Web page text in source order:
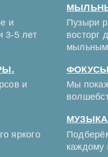
и
3-5 лет
и
яркого
Пузыри
восторг
Мы
каждому